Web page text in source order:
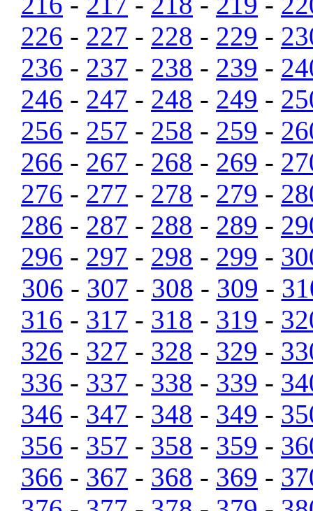
226 - 227 - 228 - 229 -
236 - 237 - 238 - 239 -
246 - 247 - 248 - 249 -
256 - 257 - 258 - 259 -
266 - 267 - 268 - 269 -
276 - 277 - 278 - 279 -
286 - 287 - 288 - 289 -
296 - 297 - 298 - 299 -
306 - 307 - 308 - 309 -
316 - 317 - 318 - 319 -
326 - 327 - 328 - 329 -
336 - 337 - 338 - 339 -
346 - 347 - 348 - 349 -
356 - 357 - 358 - 359 -
366 - 367 - 368 - 369 -